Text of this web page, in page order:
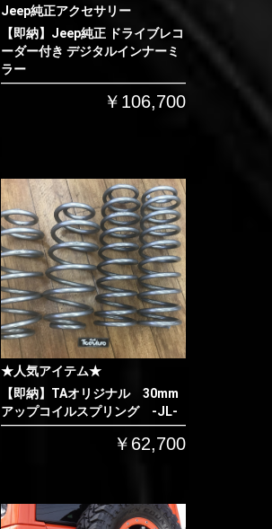
Jeep純正アクセサリー
【即納】Jeep純正 ドライブレコ
ーダー付き デジタルインナーミ
ラー
￥106,700
★人気アイテム★
【即納】TAオリジナル 30mm
アップコイルスプリング -JL-
￥62,700